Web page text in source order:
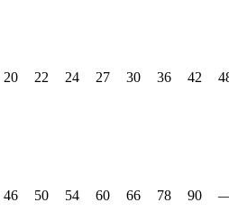
20 22 24 27 30 36 42
46 50 54 60 66 78 90